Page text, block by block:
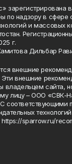
зарегистрирована
по надзору в сфере
и массовых
г.
Дильбар
внешние
Эти внешние
владельцем сайта,
лицу – ООО «СВК-
соответствующими
https://sparrow.ru/